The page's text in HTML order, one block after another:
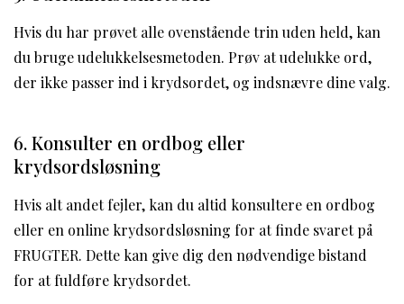
Hvis du har prøvet alle ovenstående trin uden held, kan
du bruge udelukkelsesmetoden. Prøv at udelukke ord,
der ikke passer ind i krydsordet, og indsnævre dine valg.
6. Konsulter en ordbog eller
krydsordsløsning
Hvis alt andet fejler, kan du altid konsultere en ordbog
eller en online krydsordsløsning for at finde svaret på
FRUGTER. Dette kan give dig den nødvendige bistand
for at fuldføre krydsordet.